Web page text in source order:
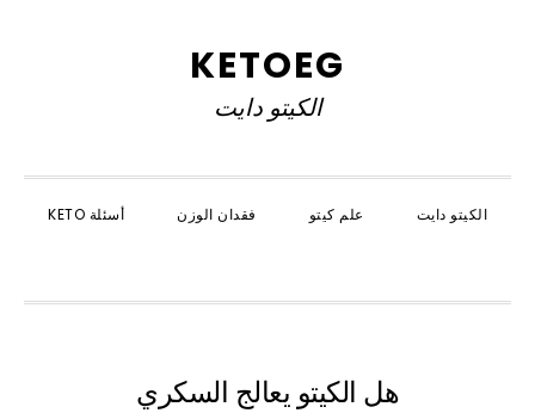
KETOEG
الكيتو دايت
الكيتو دايت علم كيتو فقدان الوزن أسئلة KETO
هل الكيتو يعالج السكري